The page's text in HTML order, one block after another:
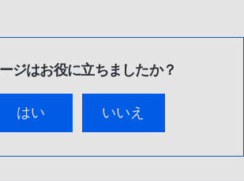
ジはお役に立ちましたか？
はい いいえ